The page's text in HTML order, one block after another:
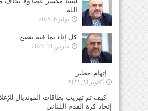
الله
يوليو 6, 2025
كل إناء بما فيه ينضح
مارس 31, 2025
إتهام خطير
أكتوبر 28, 2022
كيف تم تهريب بطاقات المونديال
إتحاد كرة القدم اللبناني